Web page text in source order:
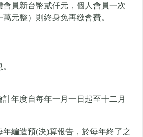
會員新台幣貳仟元，個人會員一次
元整）則終身免再繳會費。
年度自每年一月一日起至十二月
編造預(決)算報告，於每年終了之